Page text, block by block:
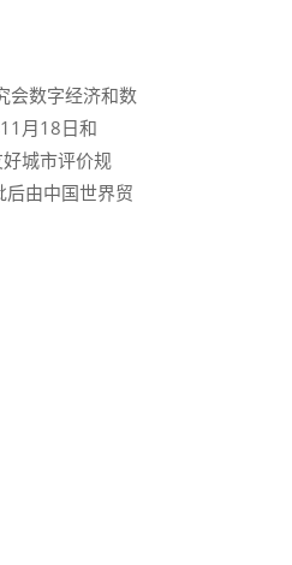
会数字经济和数
月18日和
城市评价规
由中国世界贸